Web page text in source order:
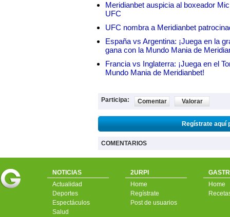
Meridianbet auspicia al boxeador
UFC
UFC nombra a Meridianbet
España vs Argentina: ¡Juega en la
gana con la Mundo Mania de
Francia vs Inglaterra: ¡Juega en el
Mundo Mania de Meridianbet!
Participa: Comentar Valorar
Regístrate aquí
COMENTARIOS
NOTICIAS
Actualidad
Deportes
Espectáculos
Salud
2URPI
Home
Regístrate
Post de usuarios
Home